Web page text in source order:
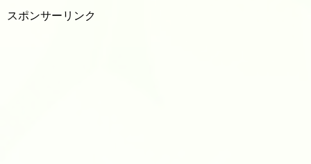
スポンサーリンク